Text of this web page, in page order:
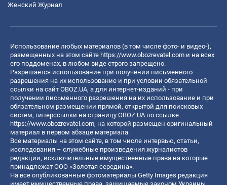
Женский Журнал
Использование любых материалов (в том числе фото- и видео-),
размещенных на этом сайте https://www.obozrevatel.com и на всех
его поддоменах, в любом виде строго запрещено.
Разрешается использование при получении письменного
разрешения на их использование и при условии обязательной
ссылки на сайт OBOZ.UA, а для интернет-изданий - при
получении письменного разрешения на их использование и при
обязательном размещении прямой, открытой для поисковых
систем, гиперссылки на страницу OBOZ.UA по ссылке
https://www.obozrevatel.com, на которой размещен оригинальный
материал в первом абзаце материала.
Все материалы на этом сайте, в том числе интервью, статьи,
исследования – служебные произведения журналистов
редакции, исключительные имущественные права на которые
принадлежат ООО «Золотая середина».
На все опубликованные фотоматериалы Getty Images редакция